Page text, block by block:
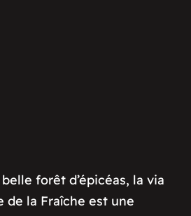
forêt d’épicéas, la via
de la Fraîche est une